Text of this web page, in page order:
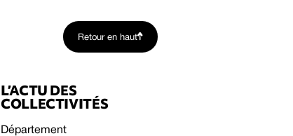
Retour en haut
L’ACTU DES
COLLECTIVITÉS
Département